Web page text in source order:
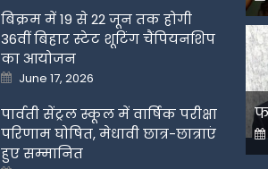
बिक्रम में 19 से 22 जून तक होगी
36वीं बिहार स्टेट शूटिंग चैंपियनशिप
का आयोजन
Posted
on
June 17, 2026
पार्वती सेंट्रल स्कूल में वार्षिक परीक्षा
परिणाम घोषित, मेधावी छात्र-छात्राएं
हुए सम्मानित